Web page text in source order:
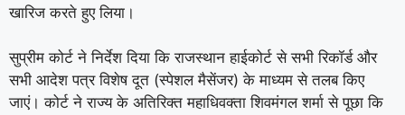
खारिज करते हुए लिया।
सुप्रीम कोर्ट ने निर्देश दिया कि राजस्थान हाईकोर्ट से सभी रिकॉर्ड और
सभी आदेश पत्र विशेष दूत (स्पेशल मैसेंजर) के माध्यम से तलब किए
जाएं। कोर्ट ने राज्य के अतिरिक्त महाधिवक्ता शिवमंगल शर्मा से पूछा कि